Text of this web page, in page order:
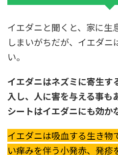
イエダニと聞くと、家に生
しまいがちだが、イエダニ
い。
イエダニはネズミに寄生す
入し、人に害を与える事も
シートはイエダニにも効か
イエダニは吸血する生き物
い痒みを伴う小発赤、発疹